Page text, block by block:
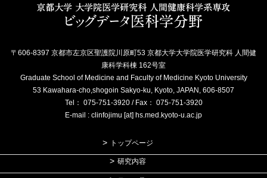
〒606-8397 京都市左京区聖護院川原町53 京都大学大学院医学研究科 人間健
康科学科棟 162号室
Graduate School of Medicine and Faculty of Medicine Kyoto University
53 Kawahara-cho,shogoin Sakyo-ku, Kyoto, JAPAN, 606-8507
Tel： 075-751-3920 / Fax： 075-751-3920
E-mail : clinfojimu [at] hs.med.kyoto-u.ac.jp
トップページ
研究内容